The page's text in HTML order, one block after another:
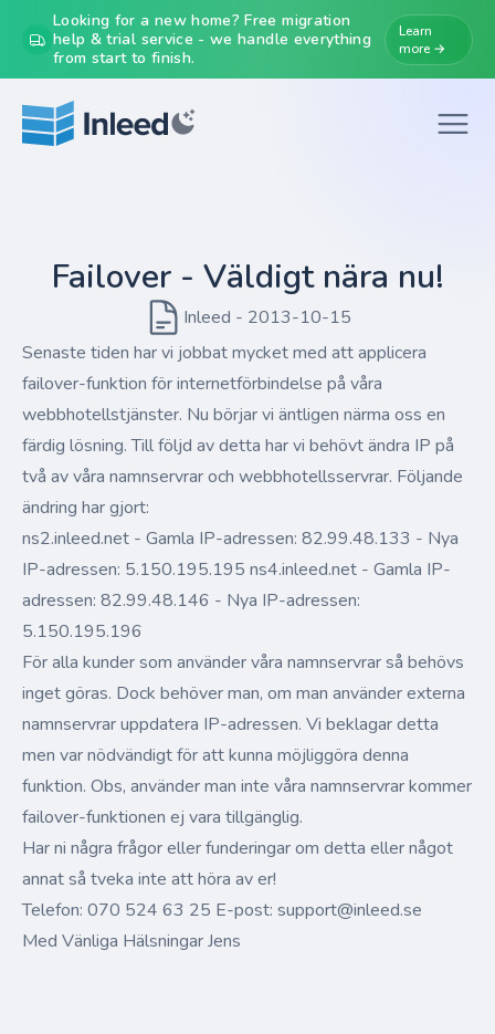
Looking for a new home? Free migration
help & trial service - we handle everything
from start to finish.
Learn
more →
Failover - Väldigt nära nu!
Inleed - 2013-10-15
Senaste tiden har vi jobbat mycket med att applicera
failover-funktion för internetförbindelse på våra
webbhotellstjänster. Nu börjar vi äntligen närma oss en
färdig lösning. Till följd av detta har vi behövt ändra IP på
två av våra namnservrar och webbhotellsservrar. Följande
ändring har gjort:
ns2.inleed.net - Gamla IP-adressen: 82.99.48.133 - Nya
IP-adressen: 5.150.195.195 ns4.inleed.net - Gamla IP-
adressen: 82.99.48.146 - Nya IP-adressen:
5.150.195.196
För alla kunder som använder våra namnservrar så behövs
inget göras. Dock behöver man, om man använder externa
namnservrar uppdatera IP-adressen. Vi beklagar detta
men var nödvändigt för att kunna möjliggöra denna
funktion. Obs, använder man inte våra namnservrar kommer
failover-funktionen ej vara tillgänglig.
Har ni några frågor eller funderingar om detta eller något
annat så tveka inte att höra av er!
Telefon: 070 524 63 25 E-post: support@inleed.se
Med Vänliga Hälsningar Jens